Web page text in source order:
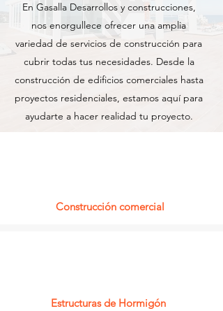
En Gasalla Desarrollos y construcciones,
nos enorgullece ofrecer una amplia
variedad de servicios de construcción para
cubrir todas tus necesidades. Desde la
construcción de edificios comerciales hasta
proyectos residenciales, estamos aquí para
ayudarte a hacer realidad tu proyecto.
Construcción comercial
Estructuras de Hormigón